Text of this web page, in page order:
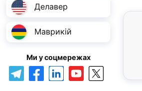
Делавер
Маврикій
Ми у соцмережах